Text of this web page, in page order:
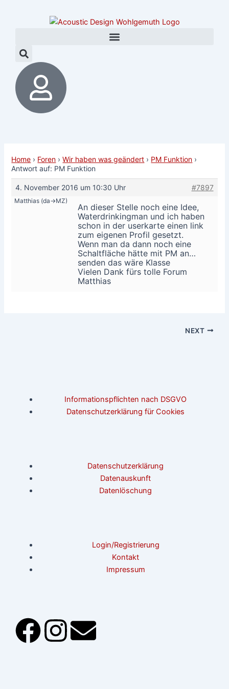
Home › Foren › Wir haben was geändert › PM Funktion ›
Antwort auf: PM Funktion
4. November 2016 um 10:30 Uhr #7897
Matthias (da->MZ)
An dieser Stelle noch eine Idee,
Waterdrinkingman und ich haben
schon in der userkarte einen link
zum eigenen Profil gesetzt.
Wenn man da dann noch eine
Schaltfläche hätte mit PM an…
senden das wäre Klasse
Vielen Dank fürs tolle Forum
Matthias
NEXT
Informationspflichten nach DSGVO
Datenschutzerklärung für Cookies
Datenschutzerklärung
Datenauskunft
Datenlöschung
Login/Registrierung
Kontakt
Impressum
F I
E